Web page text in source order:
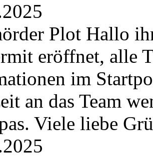
Plot Hallo
eröffnet, alle
im
an das Team
Viele liebe